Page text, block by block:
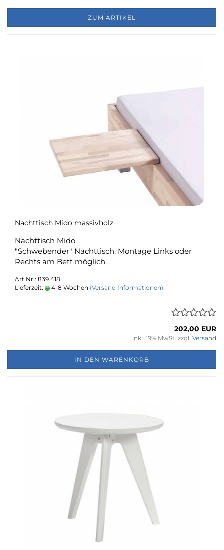
ZUM ARTIKEL
Nachttisch Mido massivholz
Nachttisch Mido
"Schwebender" Nachttisch. Montage Links oder
Rechts am Bett möglich.
Art.Nr.: 839.418
Lieferzeit:
4-8 Wochen (Versand Informationen)
202,00 EUR
inkl. 19% MwSt. zzgl. Versand
IN DEN WARENKORB